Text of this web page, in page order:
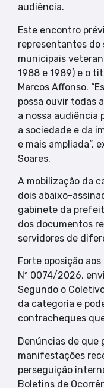
audiência.
Este encontro
representantes
municipais
1988 e 1989) e o
Marcos Affonso.
possa ouvir todas
a nossa audiência
a sociedade e da
e mais ampliada”,
Soares.
A mobilização da
dois abaixo-
gabinete da
dos documentos
servidores de
Forte oposição
Nº 0074/2026,
Segundo o
da categoria e
contracheques
Denúncias de que
manifestações
perseguição
Boletins de